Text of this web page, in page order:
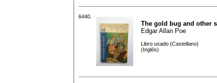
6440.
The gold bug and other
Edgar Allan Poe
Libro usado (Castellano)
(Inglés)